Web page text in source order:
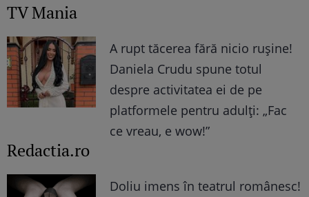
TV Mania
A rupt tăcerea fără nicio rușine!
Daniela Crudu spune totul
despre activitatea ei de pe
platformele pentru adulți: „Fac
ce vreau, e wow!”
Redactia.ro
Doliu imens în teatrul românesc!